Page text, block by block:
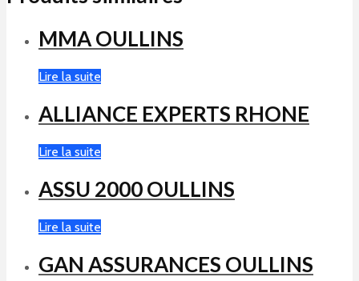
MMA OULLINS
Lire la suite
ALLIANCE EXPERTS RHONE
Lire la suite
ASSU 2000 OULLINS
Lire la suite
GAN ASSURANCES OULLINS